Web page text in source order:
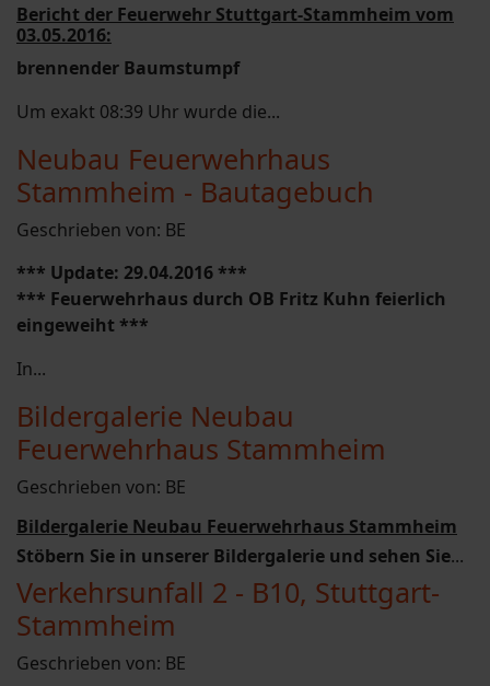
Bericht der Feuerwehr Stuttgart-Stammheim vom
03.05.2016:
brennender Baumstumpf
Um exakt 08:39 Uhr wurde die...
Neubau Feuerwehrhaus
Stammheim - Bautagebuch
Geschrieben von: BE
*** Update: 29.04.2016 ***
*** Feuerwehrhaus durch OB Fritz Kuhn feierlich
eingeweiht ***
In...
Bildergalerie Neubau
Feuerwehrhaus Stammheim
Geschrieben von: BE
Bildergalerie Neubau Feuerwehrhaus Stammheim
Stöbern Sie in unserer Bildergalerie und sehen Sie...
Verkehrsunfall 2 - B10, Stuttgart-
Stammheim
Geschrieben von: BE